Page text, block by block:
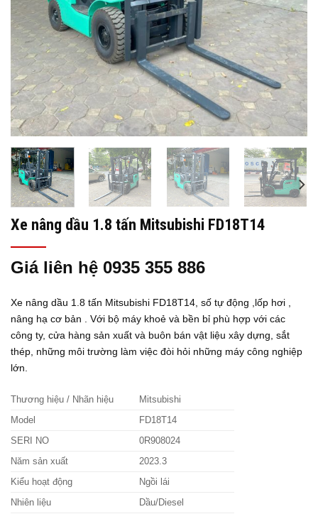
Xe nâng dầu 1.8 tấn Mitsubishi FD18T14
Giá liên hệ 0935 355 886
Xe nâng dầu 1.8 tấn Mitsubishi FD18T14, số tự động ,lốp hơi ,
nâng hạ cơ bản . Với bộ máy khoẻ và bền bỉ phù hợp với các
công ty, cửa hàng sản xuất và buôn bán vật liệu xây dựng, sắt
thép, những môi trường làm việc đòi hỏi những máy công nghiệp
lớn.
Thương hiệu / Nhãn hiệu
Mitsubishi
Model
FD18T14
SERI NO
0R908024
Năm sản xuất
2023.3
Kiểu hoạt động
Ngồi lái
Nhiên liệu
Dầu/Diesel